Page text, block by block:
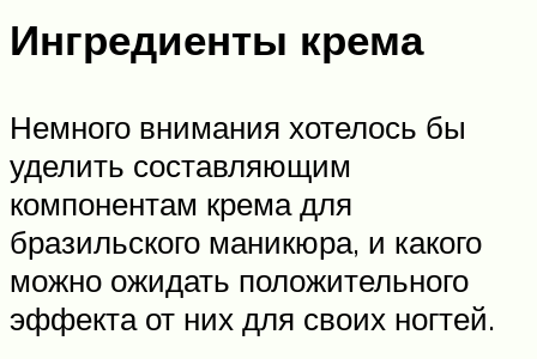
Ингредиенты крема
Немного внимания хотелось бы
уделить составляющим
компонентам крема для
бразильского маникюра, и какого
можно ожидать положительного
эффекта от них для своих ногтей.